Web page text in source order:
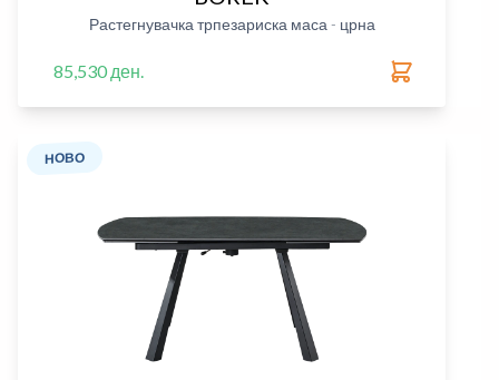
Растегнувачка трпезариска маса - црна
85,530 ден.
НОВО